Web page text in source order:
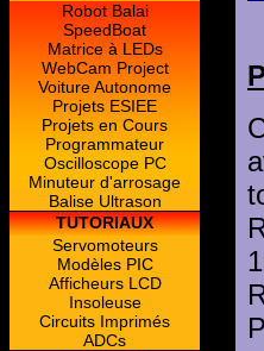
Robot Balai
SpeedBoat
Matrice à LEDs
WebCam Project
Voiture Autonome
Projets ESIEE
Projets en Cours
Programmateur
Oscilloscope PC
Minuteur d'arrosage
Balise Ultrason
TUTORIAUX
Servomoteurs
Modèles PIC
Afficheurs LCD
Insoleuse
Circuits Imprimés
ADCs